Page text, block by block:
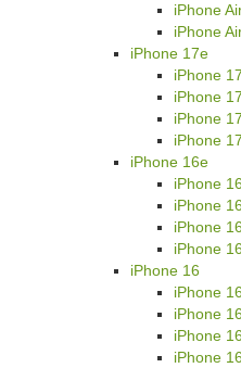
iPhone
iPhone
iPhone 17e
iPhone
iPhone
iPhone
iPhone
iPhone 16e
iPhone
iPhone
iPhone
iPhone
iPhone 16
iPhone
iPhone
iPhone
iPhone